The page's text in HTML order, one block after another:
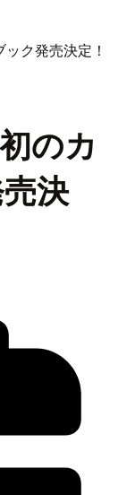
ク発売決定！
のカ
決